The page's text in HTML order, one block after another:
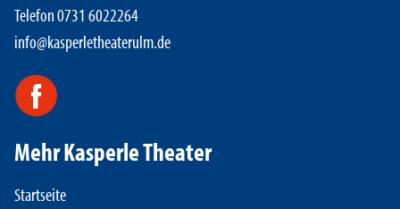
Telefon 0731 6022264
info@kasperletheaterulm.de
Mehr Kasperle Theater
Startseite